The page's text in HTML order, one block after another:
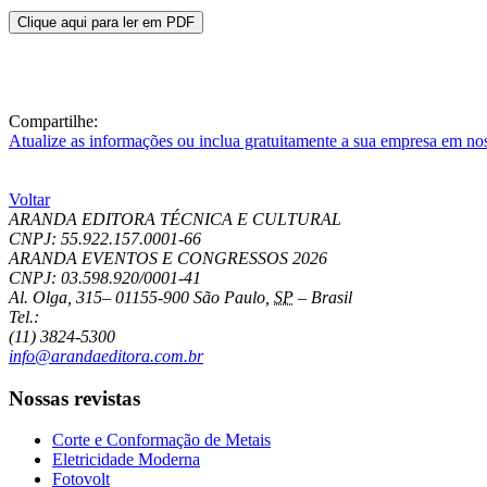
Clique aqui para ler em PDF
Compartilhe:
Atualize as informações ou inclua gratuitamente a sua empresa em
Voltar
ARANDA EDITORA TÉCNICA E CULTURAL
CNPJ: 55.922.157.0001-66
ARANDA EVENTOS E CONGRESSOS 2026
CNPJ: 03.598.920/0001-41
Al. Olga, 315– 01155-900 São Paulo SP – Brasil
Tel.:
(11) 3824-5300
info@arandaeditora.com.br
Nossas revistas
Corte e Conformação de Metais
Eletricidade Moderna
Fotovolt